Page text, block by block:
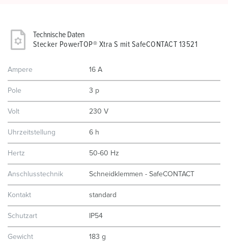
Technische Daten
Stecker PowerTOP® Xtra S mit SafeCONTACT 13521
Ampere 16 A
Pole 3 p
Volt 230 V
Uhrzeitstellung 6 h
Hertz 50-60 Hz
Anschlusstechnik Schneidklemmen - SafeCONTACT
Kontakt standard
Schutzart IP54
Gewicht 183 g